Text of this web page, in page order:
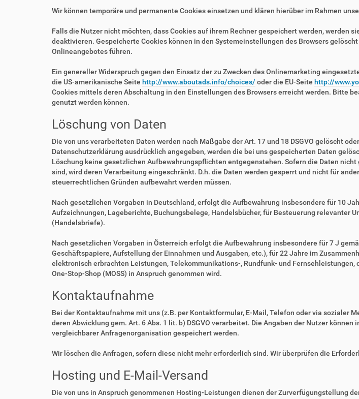
Wir können temporäre und permanente Cookies einsetzen und klären hierüber im Rahmen
Falls die Nutzer nicht möchten, dass Cookies auf ihrem Rechner gespeichert werden, werden
deaktivieren. Gespeicherte Cookies können in den Systemeinstellungen des Browsers
Onlineangebotes führen.
Ein genereller Widerspruch gegen den Einsatz der zu Zwecken des Onlinemarketing
die US-amerikanische Seite http://www.aboutads.info/choices/ oder die EU-Seite http://
Cookies mittels deren Abschaltung in den Einstellungen des Browsers erreicht werden. Bitte
genutzt werden können.
Löschung von Daten
Die von uns verarbeiteten Daten werden nach Maßgabe der Art. 17 und 18 DSGVO gelöscht
Datenschutzerklärung ausdrücklich angegeben, werden die bei uns gespeicherten Daten
Löschung keine gesetzlichen Aufbewahrungspflichten entgegenstehen. Sofern die Daten
sind, wird deren Verarbeitung eingeschränkt. D.h. die Daten werden gesperrt und nicht für
steuerrechtlichen Gründen aufbewahrt werden müssen.
Nach gesetzlichen Vorgaben in Deutschland, erfolgt die Aufbewahrung insbesondere für 10
Aufzeichnungen, Lageberichte, Buchungsbelege, Handelsbücher, für Besteuerung relevanter
(Handelsbriefe).
Nach gesetzlichen Vorgaben in Österreich erfolgt die Aufbewahrung insbesondere für 7 J
Geschäftspapiere, Aufstellung der Einnahmen und Ausgaben, etc.), für 22 Jahre im
elektronisch erbrachten Leistungen, Telekommunikations-, Rundfunk- und
One-Stop-Shop (MOSS) in Anspruch genommen wird.
Kontaktaufnahme
Bei der Kontaktaufnahme mit uns (z.B. per Kontaktformular, E-Mail, Telefon oder via sozialer
deren Abwicklung gem. Art. 6 Abs. 1 lit. b) DSGVO verarbeitet. Die Angaben der Nutzer
vergleichbarer Anfragenorganisation gespeichert werden.
Wir löschen die Anfragen, sofern diese nicht mehr erforderlich sind. Wir überprüfen die
Hosting und E-Mail-Versand
Die von uns in Anspruch genommenen Hosting-Leistungen dienen der Zurverfügungstellung